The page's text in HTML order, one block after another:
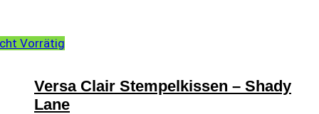
Vorrätig
Versa Clair Stempelkissen – Shady
Lane